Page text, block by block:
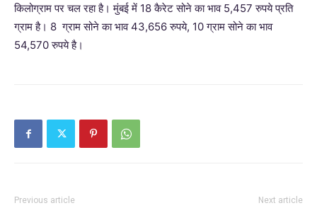
किलोग्राम पर चल रहा है। मुंबई में 18 कैरेट सोने का भाव 5,457 रुपये प्रति
ग्राम है। 8 ग्राम सोने का भाव 43,656 रुपये, 10 ग्राम सोने का भाव
54,570 रुपये है।
Previous article Next article